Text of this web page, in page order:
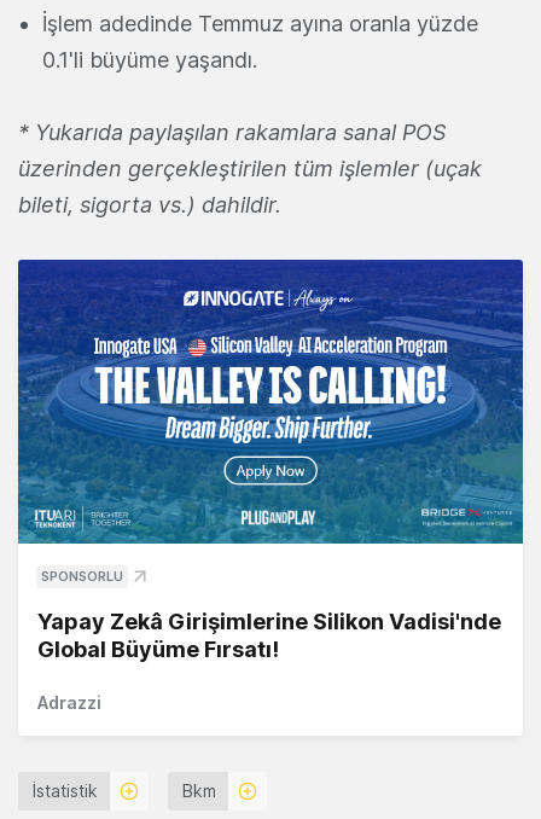
İşlem adedinde Temmuz ayına oranla yüzde
0.1'li büyüme yaşandı.
* Yukarıda paylaşılan rakamlara sanal POS
üzerinden gerçekleştirilen tüm işlemler (uçak
bileti, sigorta vs.) dahildir.
SPONSORLU
Yapay Zekâ Girişimlerine Silikon Vadisi'nde
Global Büyüme Fırsatı!
Adrazzi
İstatistik Bkm